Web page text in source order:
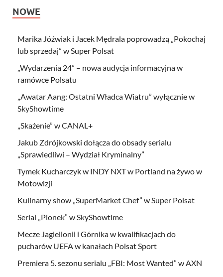
NOWE
Marika Jóźwiak i Jacek Mędrala poprowadzą „Pokochaj
lub sprzedaj” w Super Polsat
„Wydarzenia 24” – nowa audycja informacyjna w
ramówce Polsatu
„Awatar Aang: Ostatni Władca Wiatru” wyłącznie w
SkyShowtime
„Skażenie” w CANAL+
Jakub Zdrójkowski dołącza do obsady serialu
„Sprawiedliwi – Wydział Kryminalny”
Tymek Kucharczyk w INDY NXT w Portland na żywo w
Motowizji
Kulinarny show „SuperMarket Chef” w Super Polsat
Serial „Pionek” w SkyShowtime
Mecze Jagiellonii i Górnika w kwalifikacjach do
pucharów UEFA w kanałach Polsat Sport
Premiera 5. sezonu serialu „FBI: Most Wanted” w AXN